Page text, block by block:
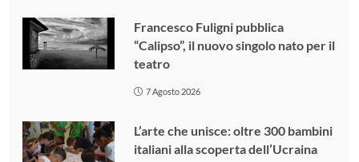
Francesco Fuligni pubblica
“Calipso”, il nuovo singolo nato per il
teatro
7 Agosto 2026
L’arte che unisce: oltre 300 bambini
italiani alla scoperta dell’Ucraina